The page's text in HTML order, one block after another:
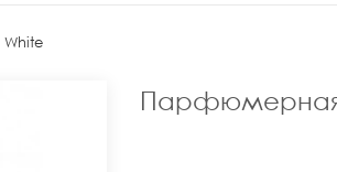
Парфюмерная